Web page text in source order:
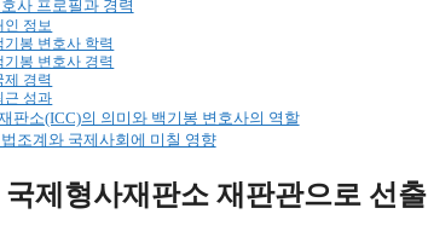
사 프로필과 경력
인 정보
기봉 변호사 학력
기봉 변호사 경력
제 경력
근 성과
판소(ICC)의 의미와 백기봉 변호사의 역할
조계와 국제사회에 미칠 영향
제형사재판소 재판관으로 선출